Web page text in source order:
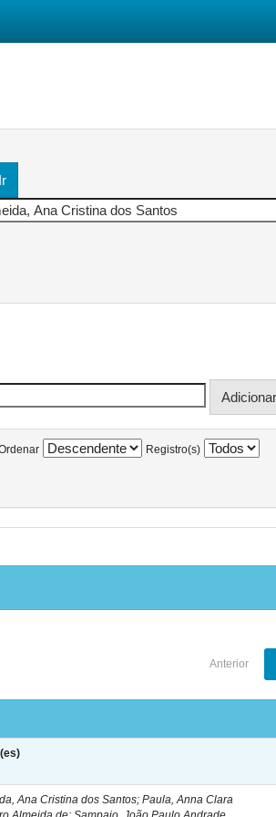
Registro(s)
Anterior
Ana Cristina dos Santos; Paula, Anna Clara